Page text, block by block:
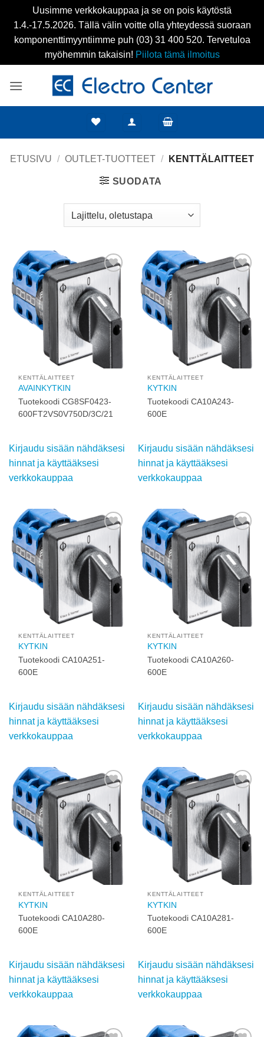
Uusimme verkkokauppaa ja se on pois käytöstä
1.4.-17.5.2026. Tällä välin voitte olla yhteydessä suoraan
komponenttimyyntiimme puh (03) 31 400 520. Tervetuloa
myöhemmin takaisin! Piilota tämä ilmoitus
ETUSIVU / OUTLET-TUOTTEET / KENTTÄLAITTEET
SUODATA
Add to
wishlist
KENTTÄLAITTEET
AVAINKYTKIN
Tuotekoodi CG8SF0423-
600FT2VS0V750D/3C/21
Kirjaudu sisään nähdäksesi
hinnat ja käyttääksesi
verkkokauppaa
Add to
wishlist
KENTTÄLAITTEET
KYTKIN
Tuotekoodi CA10A243-
600E
Kirjaudu sisään nähdäksesi
hinnat ja käyttääksesi
verkkokauppaa
Add to
wishlist
KENTTÄLAITTEET
KYTKIN
Tuotekoodi CA10A251-
600E
Kirjaudu sisään nähdäksesi
hinnat ja käyttääksesi
verkkokauppaa
Add to
wishlist
KENTTÄLAITTEET
KYTKIN
Tuotekoodi CA10A260-
600E
Kirjaudu sisään nähdäksesi
hinnat ja käyttääksesi
verkkokauppaa
Add to
wishlist
KENTTÄLAITTEET
KYTKIN
Tuotekoodi CA10A280-
600E
Kirjaudu sisään nähdäksesi
hinnat ja käyttääksesi
verkkokauppaa
Add to
wishlist
KENTTÄLAITTEET
KYTKIN
Tuotekoodi CA10A281-
600E
Kirjaudu sisään nähdäksesi
hinnat ja käyttääksesi
verkkokauppaa